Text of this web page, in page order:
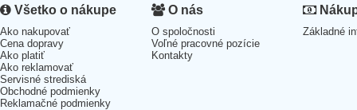
Všetko o nákupe
Ako nakupovať
Cena dopravy
Ako platiť
Ako reklamovať
Servisné strediská
Obchodné podmienky
Reklamačné podmienky
O nás
O spoločnosti
Voľné pracovné pozície
Kontakty
Základné